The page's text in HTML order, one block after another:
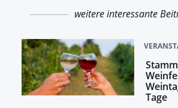
weitere interessante
Tage